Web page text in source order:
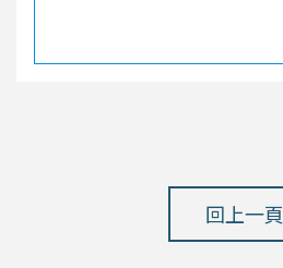
回上一頁